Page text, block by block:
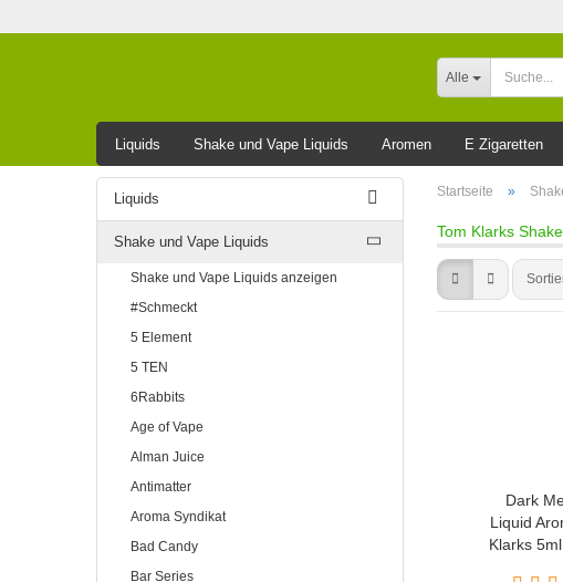
Alle
Liquids Shake und Vape Liquids Aromen E Zigaretten
Leider ausverkauft Startseite »
Tom Klarks
Dark
Liquid
Klarks
Liquids
Shake und Vape Liquids
Shake und Vape Liquids anzeigen
#Schmeckt
5 Element
5 TEN
6Rabbits
Age of Vape
Alman Juice
Antimatter
Aroma Syndikat
Bad Candy
Bar Series